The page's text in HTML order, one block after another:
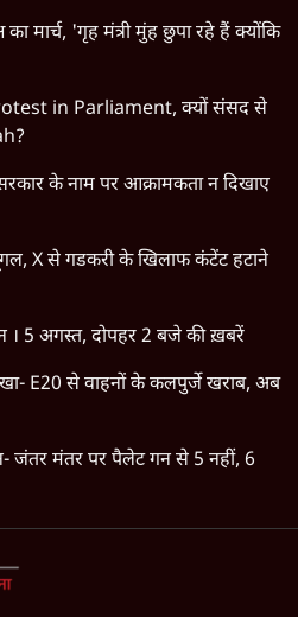
मार्च, 'गृह मंत्री मुंह छुपा रहे हैं क्योंकि
in Parliament, क्यों संसद से
के नाम पर आक्रामकता न दिखाए
X से गडकरी के खिलाफ कंटेंट हटाने
5 अगस्त, दोपहर 2 बजे की ख़बरें
E20 से वाहनों के कलपुर्जे खराब, अब
जंतर मंतर पर पैलेट गन से 5 नहीं, 6